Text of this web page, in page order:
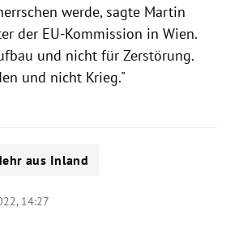
werde, sagte Martin
der EU-Kommission in Wien.
und nicht für Zerstörung.
und nicht Krieg."
aus Inland
14:27